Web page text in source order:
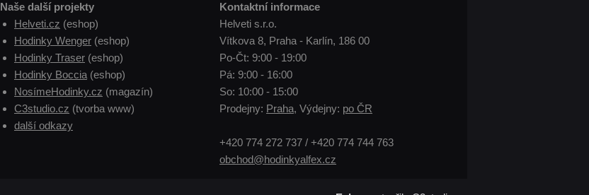
Naše další projekty
Helveti.cz (eshop)
Hodinky Wenger (eshop)
Hodinky Traser (eshop)
Hodinky Boccia (eshop)
NosímeHodinky.cz (magazín)
C3studio.cz (tvorba www)
další odkazy
Kontaktní informace
Helveti s.r.o.
Vítkova 8, Praha - Karlín, 186 00
Po-Čt: 9:00 - 19:00
Pá: 9:00 - 16:00
So: 10:00 - 15:00
Prodejny: Praha, Výdejny: po ČR
+420 774 272 737 / +420 774 744 763
obchod@hodinkyalfex.cz